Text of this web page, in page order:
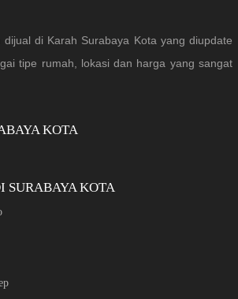
dijual di Karah Surabaya Kota yang diupdate
tipe rumah, lokasi dan harga yang sangat
KOTA
SURABAYA KOTA